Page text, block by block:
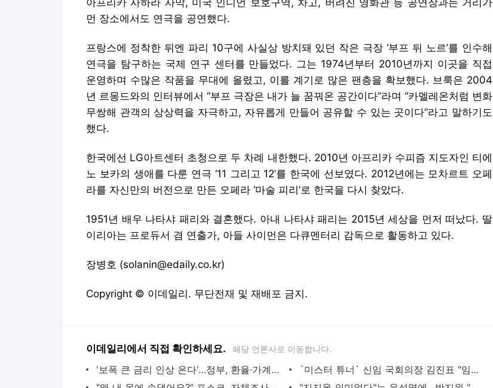
아프리카 사하라 사막, 미국 인디언 보호구역, 차고, 버려진 영화관 등 공연장과는 거리가
먼 장소에서도 연극을 공연했다.
프랑스에 정착한 뒤엔 파리 10구에 사실상 방치돼 있던 작은 극장 ‘부프 뒤 노르’를 인수해
연극을 탐구하는 국제 연구 센터를 만들었다. 그는 1974년부터 2010년까지 이곳을 직접
운영하며 수많은 작품을 무대에 올렸고, 이를 계기로 많은 팬층을 확보했다. 브룩은 2004
년 르몽드와의 인터뷰에서 “부프 극장은 내가 늘 꿈꿔온 공간이다”라며 “카멜레온처럼 변화
무쌍해 관객의 상상력을 자극하고, 자유롭게 만들어 공유할 수 있는 곳이다”라고 말하기도
했다.
한국에선 LG아트센터 초청으로 두 차례 내한했다. 2010년 아프리카 수피즘 지도자인 티에
노 보카의 생애를 다룬 연극 ‘11 그리고 12’를 한국에 선보였다. 2012년에는 모차르트 오페
라를 자신만의 버전으로 만든 오페라 ‘마술 피리’로 한국을 다시 찾았다.
1951년 배우 나타샤 패리와 결혼했다. 아내 나타샤 패리는 2015년 세상을 먼저 떠났다. 딸
이리아는 프로듀서 겸 연출가, 아들 사이먼은 다큐멘터리 감독으로 활동하고 있다.
장병호 (solanin@edaily.co.kr)
Copyright © 이데일리. 무단전재 및 재배포 금지.
이데일리에서 직접 확인하세요. 해당 언론사로 이동합니다.
'보폭 큰 금리 인상 온다'…정부, 환율·가계부채 대응책 마련(종합)
`미스터 튜너` 신임 국회의장 김진표 "임기 내 개헌 이룰 것"[전문]